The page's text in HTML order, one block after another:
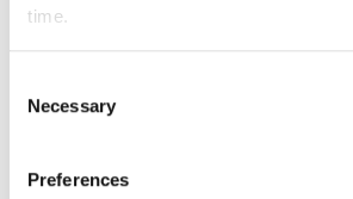
time.
Selection
Necessary
Preferences